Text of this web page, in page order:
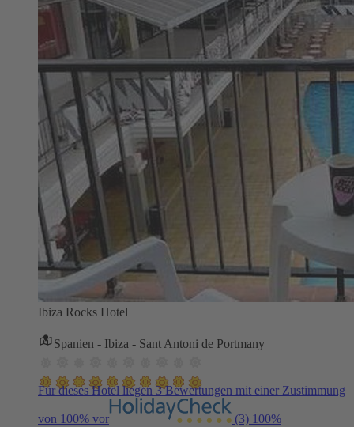
Ibiza Rocks Hotel
Spanien - Ibiza - Sant Antoni de Portmany
Für dieses Hotel liegen 3 Bewertungen mit einer Zustimmung
von 100% vor (3) 100%